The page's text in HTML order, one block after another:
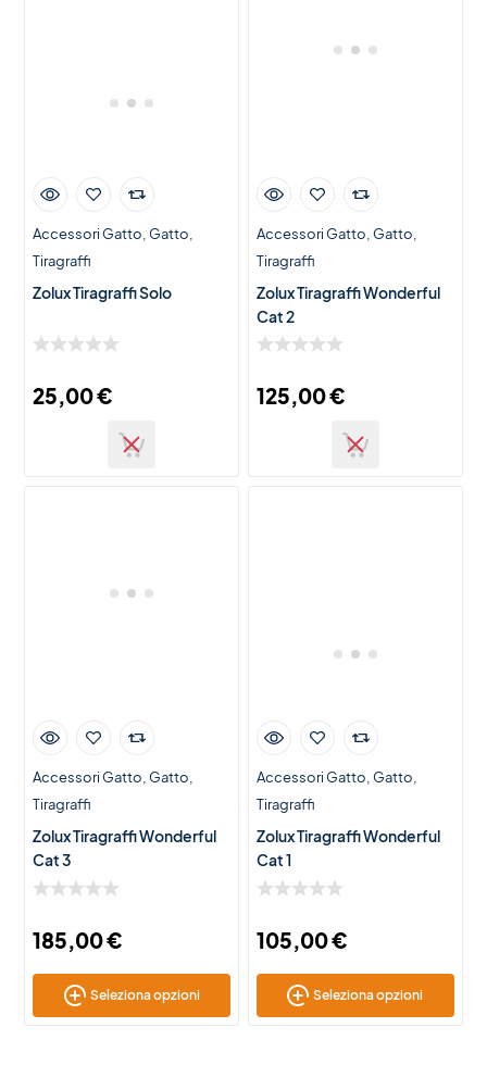
Accessori Gatto Gatto
Tiragraffi
Zolux Tiragraffi Solo
25,00€
Accessori Gatto Gatto
Tiragraffi
Zolux Tiragraffi Wonderful
Cat 2
125,00€
Accessori Gatto Gatto
Tiragraffi
Zolux Tiragraffi Wonderful
Cat 3
185,00€
Seleziona opzioni
Accessori Gatto Gatto
Tiragraffi
Zolux Tiragraffi Wonderful
Cat 1
105,00€
Seleziona opzioni